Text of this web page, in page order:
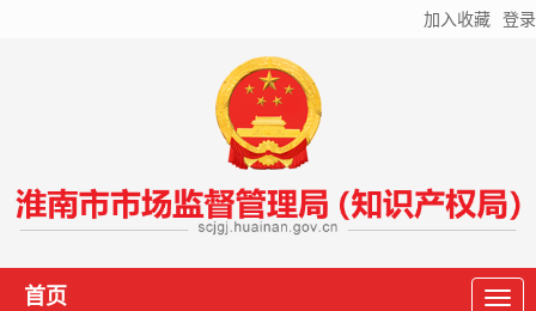
加入收藏 登录
首页